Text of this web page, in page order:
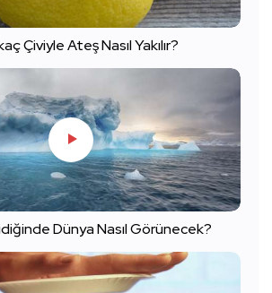
Çiviyle Ateş Nasıl Yakılır?
Dünya Nasıl Görünecek?